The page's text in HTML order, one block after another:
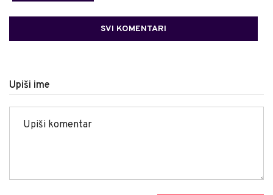
SVI KOMENTARI
Upiši ime